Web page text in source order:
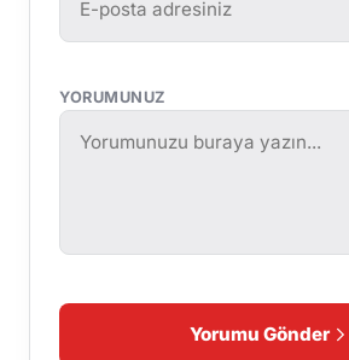
YORUMUNUZ
Yorumu Gönder